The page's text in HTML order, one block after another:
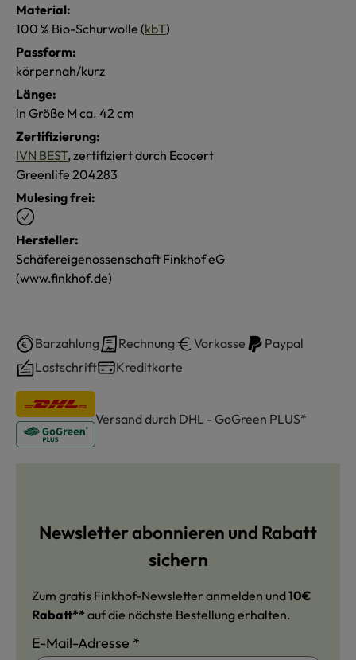
Material:
100 % Bio-Schurwolle (kbT)
Passform:
körpernah/kurz
Länge:
in Größe M ca. 42 cm
Zertifizierung:
IVN BEST, zertifiziert durch Ecocert
Greenlife 204283
Mulesing frei:
Hersteller:
Schäfereigenossenschaft Finkhof eG
(www.finkhof.de)
Barzahlung Rechnung Vorkasse
Paypal
Lastschrift
Kreditkarte
Versand durch DHL - GoGreen PLUS*
Newsletter abonnieren und Rabatt
sichern
Zum gratis Finkhof-Newsletter anmelden und10€
Rabatt** auf die nächste Bestellung erhalten.
E-Mail-Adresse *